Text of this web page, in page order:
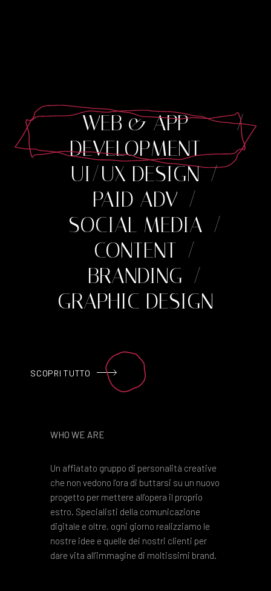
WEB & APP
DEVELOPMENT
UI/UX DESIGN
PAID ADV
SOCIAL MEDIA
CONTENT
BRANDING
GRAPHIC DESIGN
SCOPRI TUTTO
WHO WE ARE
Un affiatato gruppo di personalità creative
che non vedono l’ora di buttarsi su un nuovo
progetto per mettere all’opera il proprio
estro. Specialisti della comunicazione
digitale e oltre, ogni giorno realizziamo le
nostre idee e quelle dei nostri clienti per
dare vita all’immagine di moltissimi brand.